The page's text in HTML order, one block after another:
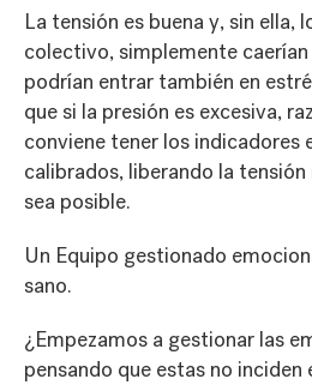
La tensión es buena y, sin ella,
colectivo, simplemente
podrían entrar también en
que si la presión es excesiva,
conviene tener los indicadores
calibrados, liberando la
sea posible.
Un Equipo gestionado
sano.
¿Empezamos a gestionar las
pensando que estas no